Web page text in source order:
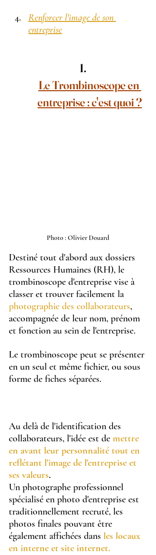
Renforcer l'image de son
entreprise
Le Trombinoscope en
entreprise : c'est quoi ?
Photo : Olivier Douard
Destiné tout d'abord aux dossiers
Ressources Humaines (RH), le
trombinoscope d'entreprise vise à
classer et trouver facilement la
photographie des collaborateurs,
accompagnée de leur nom, prénom
et fonction au sein de l'entreprise.
Le trombinoscope peut se présenter
en un seul et même fichier, ou sous
forme de fiches séparées.
Au delà de l'identification des
collaborateurs, l'idée est de mettre
en avant leur personnalité tout en
reflétant l'image de l'entreprise et
ses valeurs.
Un photographe professionnel
spécialisé en photo d'entreprise est
traditionnellement recruté, les
photos finales pouvant être
également affichées dans les locaux
en interne et site internet.